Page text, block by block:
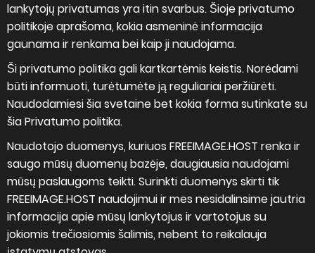
lankytojų privatumas yra itin svarbus. Šioje privatumo
politikoje aprašoma, kokia asmeninė informacija
gaunama ir renkama bei kaip ji naudojama.
Ši privatumo politika gali kartkartėmis keistis. Norėdami
būti informuoti, turėtumėte ją reguliariai peržiūrėti.
Naudodamiesi šia svetaine bet kokia forma sutinkate su
šia Privatumo politika.
Naudotojo duomenys, kuriuos FREEIMAGE.HOST renka ir
saugo mūsų duomenų bazėje, daugiausia naudojami
mūsų paslaugoms teikti. Surinkti duomenys skirti tik
FREEIMAGE.HOST naudojimui ir mes nesidalinsime jautria
informacija apie mūsų lankytojus ir vartotojus su
jokiomis trečiosiomis šalimis, nebent to reikalauja